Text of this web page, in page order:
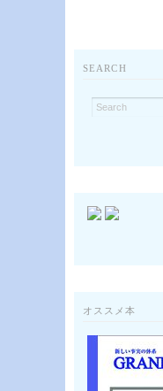
SEARCH
オススメ本